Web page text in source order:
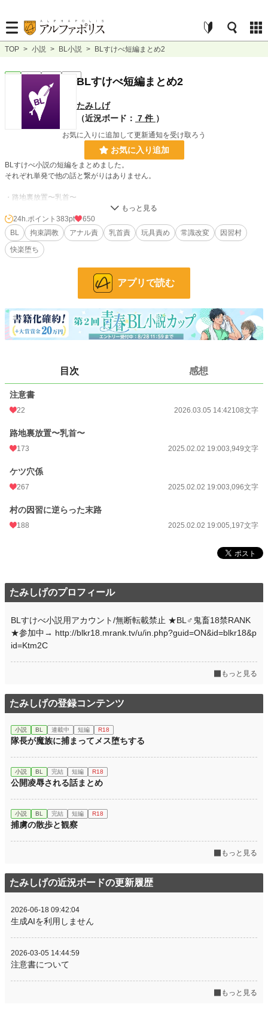
TOP > 小説 > BL小説 > BLすけべ短編まとめ2
完結 短編 BLすけべ短編まとめ2
たみしげ
（近況ボード： 7 件 ）
お気に入りに追加して更新通知を受け取ろう
お気に入り追加
BLすけべ小説の短編をまとめました。
それぞれ単発で他の話と繋がりはありません。
・路地裏放置〜乳首〜
路地裏に拘束放置されて通りすがりに乳首をいっぱい弄られる話です。
・ケツ穴係
ケツ穴を自由に使われる係が与えられる世界の話です。
村の因習に逆らった男が儀式の中で凌辱される話です。
3,550 位 / 228,623 件
BL 667 位 / 31,391 件
お気に入り 134
文字数 12,350
初回完結日時
週間ポイント
月間ポイント
年間ポイント 148,671 pt (4,194 位)
累計ポイント
24h.ポイント 383pt
650
BL
拘束調教 アナル責 乳首責 玩具責め 常識改変
因習村
快楽堕ち
アプリで読む
目次 感想
注意書
22 2026.03.05 14:42108文字
路地裏放置〜乳首〜
173 2025.02.02 19:003,949文字
ケツ穴係
267 2025.02.02 19:003,096文字
村の因習に逆らった末路
188 2025.02.02 19:005,197文字
たみしげのプロフィール
BLすけべ小説用アカウント/無断転載禁止 ★BL♂鬼畜18禁RANK
★参加中→ http://blkr18.mrank.tv/u/in.php?guid=ON&id=blkr18&p
id=Ktm2C
もっと見る
たみしげの登録コンテンツ
小説 BL 連載中 短編 R18
隊長が魔族に捕まってメス堕ちする
小説 BL 完結 短編 R18
公開凌辱される話まとめ
小説 BL 完結 短編 R18
捕虜の散歩と観察
もっと見る
たみしげの近況ボードの更新履歴
2026-06-18 09:42:04
生成AIを利用しません
2026-03-05 14:44:59
注意書について
もっと見る